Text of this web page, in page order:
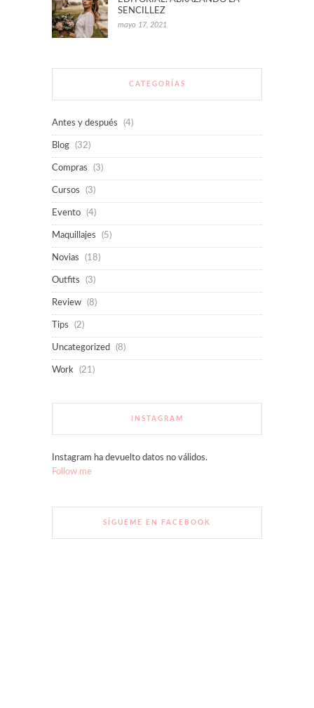
SENCILLEZ
mayo 17, 2021
CATEGORÍAS
Antes y después (4)
Blog (32)
Compras (3)
Cursos (3)
Evento (4)
Maquillajes (5)
Novias (18)
Outfits (3)
Review (8)
Tips (2)
Uncategorized (8)
Work (21)
INSTAGRAM
Instagram ha devuelto datos no válidos.
Follow me
SÍGUEME EN FACEBOOK